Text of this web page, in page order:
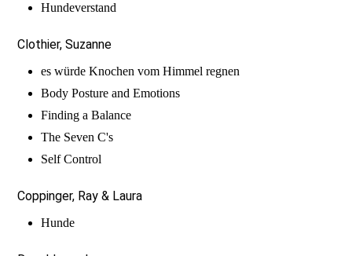
Hundeverstand
Clothier, Suzanne
es würde Knochen vom Himmel regnen
Body Posture and Emotions
Finding a Balance
The Seven C's
Self Control
Coppinger, Ray & Laura
Hunde